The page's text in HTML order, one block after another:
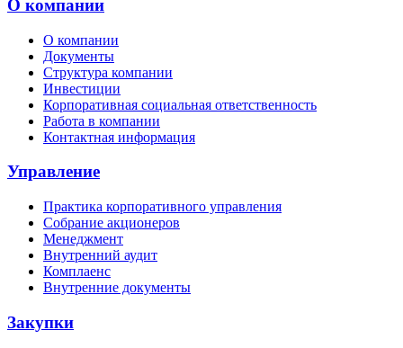
О компании
О компании
Документы
Структура компании
Инвестиции
Корпоративная социальная ответственность
Работа в компании
Контактная информация
Управление
Практика корпоративного управления
Собрание акционеров
Менеджмент
Внутренний аудит
Комплаенс
Внутренние документы
Закупки